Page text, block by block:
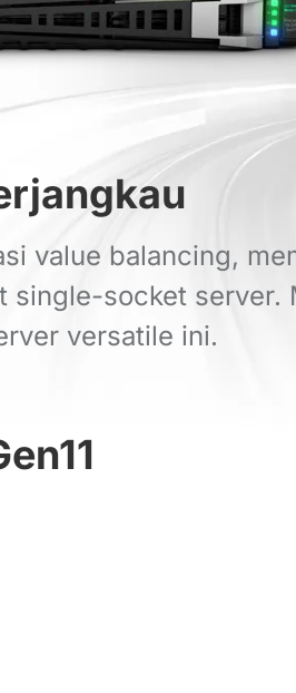
value balancing,
single-socket server.
versatile ini.